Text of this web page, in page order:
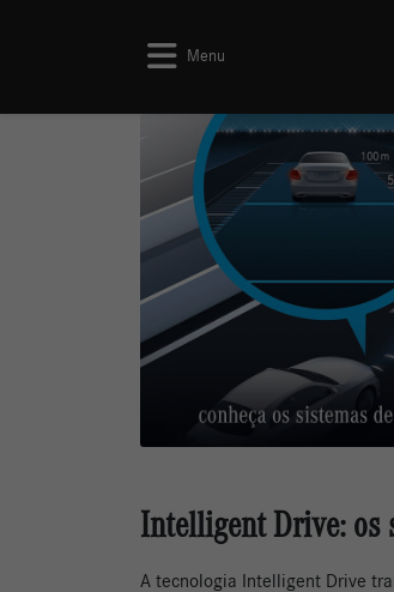
Menu
Intelligent Drive: os
A tecnologia Intelligent Drive